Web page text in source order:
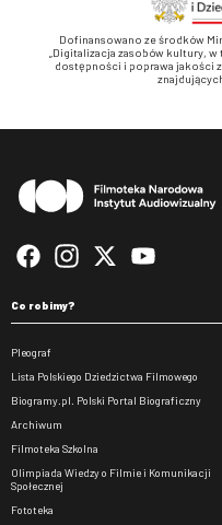
Dofinansowano ze środków
„Digitalizacja zasobów kultury,
dostępności i poprawa jakości
Co robimy?
Pleograf
Lista Polskiego Dziedzictwa Filmowego
Biogramy.pl. Polski Portal Biograficzny
Archiwum
Filmoteka Szkolna
Olimpiada Wiedzy o Filmie i Komunikacji
Społecznej
Fototeka